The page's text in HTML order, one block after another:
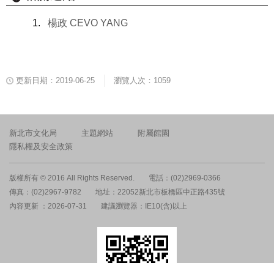
楊政 CEVO YANG
更新日期：2019-06-25 瀏覽人次：1059
新北市文化局 主題網站
附屬館園
隱私權及安全政策
版權所有 © 2016 All Rights Reserved.
電話：(02)2969-0366
傳真：(02)2967-9782
地址：22052新北市板橋區中正路435號
內容更新 ：2026-07-31
建議瀏覽器：IE10(含)以上